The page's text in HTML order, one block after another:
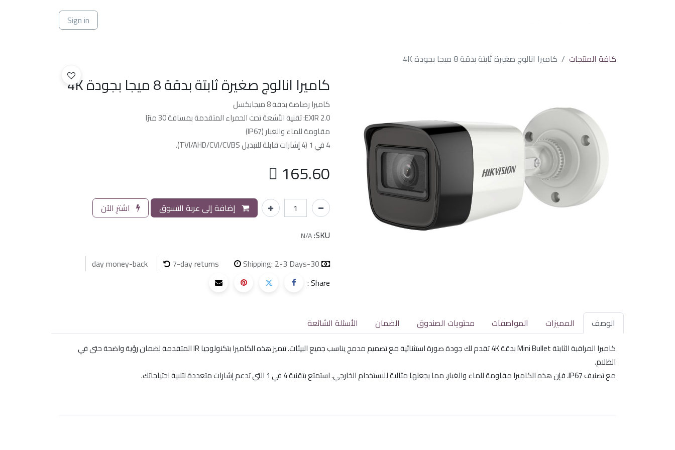
Sign in
كافة المنتجات كاميرا انالوج صغيرة ثابتة بدقة 8 ميجا بجودة 4K
كاميرا انالوج صغيرة ثابتة بدقة 8 ميجا بجودة 4K
كاميرا رصاصة بدقة 8 ميجابكسل
EXIR 2.0: تقنية الأشعة تحت الحمراء المتقدمة بمسافة 30 مترًا
مقاومة للماء والغبار (IP67)
4 في 1 (4 إشارات قابلة للتبديل TVI/AHD/CVI/CVBS).
 165.60
إضافة إلى عربة التسوق
اشترِ الآن
SKU:
N/A
30-day money-back
7-day returns
Shipping: 2-3 Days
Share :
الوصف المميزات المواصفات محتويات الصندوق الضمان الأسئلة الشائعة
كاميرا المراقبة الثابتة Mini Bullet بدقة 4K تقدم لك جودة صورة استثنائية مع تصميم مدمج يناسب جميع البيئات. تتميز هذه الكاميرا بتكنولوجيا IR المتقدمة لضمان رؤية واضحة حتى في
الظلام.
مع تصنيف IP67، فإن هذه الكاميرا مقاومة للماء والغبار، مما يجعلها مثالية للاستخدام الخارجي. استمتع بتقنية 4 في 1 التي تدعم إشارات متعددة لتلبية احتياجاتك.